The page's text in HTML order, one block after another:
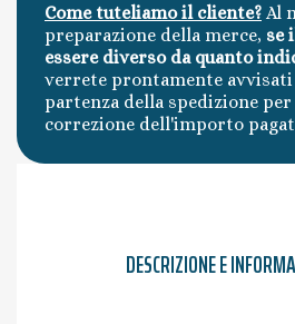
Come tuteliamo il cliente? Al
preparazione della merce, se
essere diverso da quanto
verrete prontamente
partenza della spedizione
correzione dell'importo
DESCRIZIONE E